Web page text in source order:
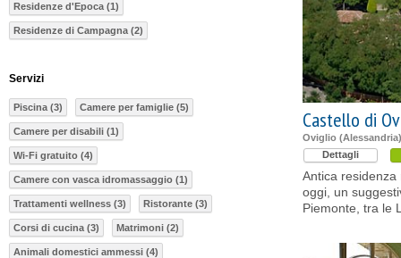
Castello di
Oviglio (Alessandria)
Dettagli
Antica residenza
oggi, un
Piemonte, tra le
Residenze d'Epoca (1)
Residenze di Campagna (2)
Servizi
Piscina (3) Camere per famiglie (5)
Camere per disabili (1)
Wi-Fi gratuito (4)
Camere con vasca idromassaggio (1)
Trattamenti wellness (3) Ristorante (3)
Corsi di cucina (3) Matrimoni (2)
Animali domestici ammessi (4)